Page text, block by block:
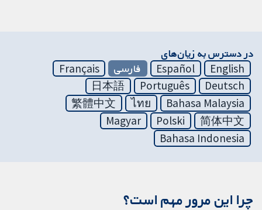
در دسترس به زیان‌های
English
Español فارسی
Français
Deutsch
Português
日本語
Bahasa Malaysia
ไทย
繁體中文
简体中文
Polski
Magyar
Bahasa Indonesia
چرا این مرور مهم است؟